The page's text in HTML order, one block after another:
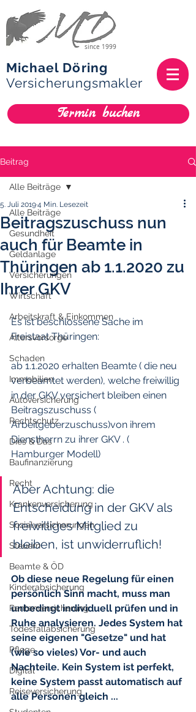
since 1999
Michael Döring
Versicherungsmakler
Termin buchen
Beitrag
Alle Beiträge
Gesundheit
Geldanlage
Versicherungen
Wirtschaft
Arbeitskraft & Einkommen
Altersvorsorge
Schaden
Immobilien
Autoversicherung
Rechtschutz
Dies & Das
Baufinanzierung
Recht
Krankenversicherung
Sozialversicherungen
Steuern
Beamte & ÖD
Kinderabsicherung
Rentenversicherung
Todesfallabsicherung
Pflege
Digital
Reiseversicherung
Alle Beiträge
Beitragszuschuss nun
auch für Beamte in
Thüringen ab 1.1.2020 zu
Ihrer GKV
5. Juli 20194 Min. Lesezeit
Es ist beschlossene Sache im
Freistaat Thüringen:
ab 1.1.2020 erhalten Beamte ( die neu
verbeamtet werden), welche freiwillig
in der GKV versichert bleiben einen
Beitragszuschuss (
Arbeitgeberzuschuss)von ihrem
Dienstherrn zu ihrer GKV . (
Hamburger Modell)
Aber Achtung: die
Entscheidung in der GKV als
freiwilliges Mitglied zu
bleiben, ist unwiderruflich!
Ob diese neue Regelung für einen
persönlich Sinn macht, muss man
unbedingt individuell prüfen und in
Ruhe analysieren. Jedes System hat
seine eigenen "Gesetze" und hat
(wie so vieles) Vor- und auch
Nachteile. Kein System ist perfekt,
keine System passt automatisch auf
alle Personen gleich ...